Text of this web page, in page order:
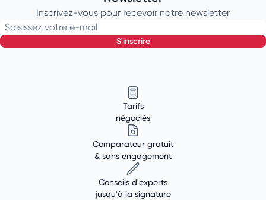
Inscrivez-vous pour recevoir notre newsletter
Saisissez votre e-mail
s'inscrire
Tarifs
négociés
Comparateur gratuit
& sans engagement
Conseils d'experts
jusqu'à la signature